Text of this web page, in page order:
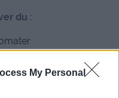
My Personal
du :
persilja